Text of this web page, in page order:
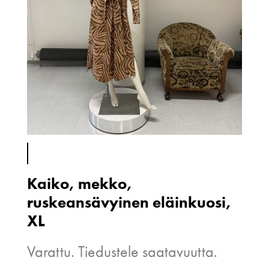
Kaiko, mekko,
ruskeansävyinen eläinkuosi,
XL
Varattu. Tiedustele saatavuutta.